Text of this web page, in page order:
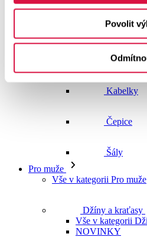
Povolit
Pásky
Peněženky
Kabelky
Čepice
Šály
Pro muže
Vše v kategorii Pro muže
Džíny a kraťasy
Vše v kategorii
NOVINKY